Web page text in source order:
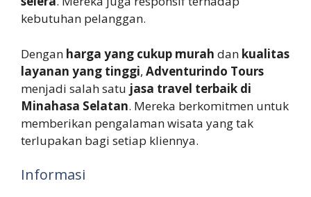
kebutuhan pelanggan.
Dengan harga yang cukup murah dan kualitas
layanan yang tinggi, Adventurindo Tours
menjadi salah satu jasa travel terbaik di
Minahasa Selatan. Mereka berkomitmen untuk
memberikan pengalaman wisata yang tak
terlupakan bagi setiap kliennya.
Informasi